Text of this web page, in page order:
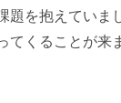
題を抱えていま
てくることが来